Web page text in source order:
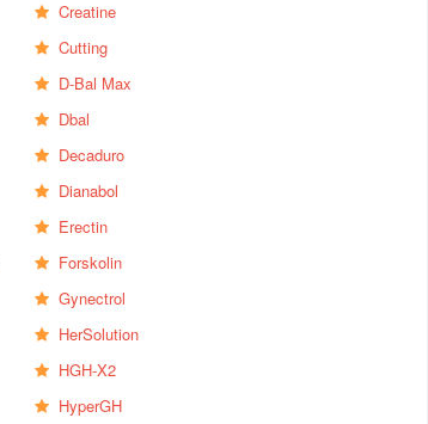
Creatine
Cutting
D-Bal Max
Dbal
Decaduro
Dianabol
Erectin
Forskolin
Gynectrol
HerSolution
HGH-X2
HyperGH